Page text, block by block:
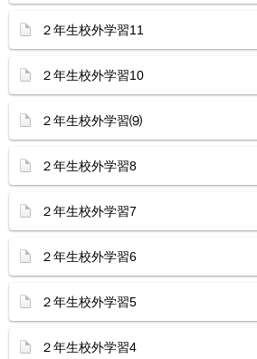
２年生校外学習11
２年生校外学習10
２年生校外学習⑼
２年生校外学習8
２年生校外学習7
２年生校外学習6
２年生校外学習5
２年生校外学習4